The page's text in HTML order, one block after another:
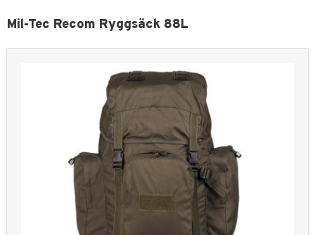
Mil-Tec Recom Ryggsäck 88L